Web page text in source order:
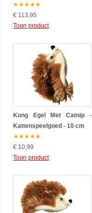
★★★★★
€ 113,95
Toon product
Kong Egel Met Catnip -
Kattenspeelgoed - 10 cm
★★★★★
€ 10,99
Toon product